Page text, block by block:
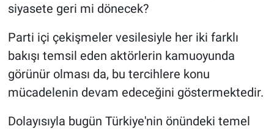
siyasete geri mi dönecek?
Parti içi çekişmeler vesilesiyle her iki farklı
bakışı temsil eden aktörlerin kamuoyunda
görünür olması da, bu tercihlere konu
mücadelenin devam edeceğini göstermektedir.
Dolayısıyla bugün Türkiye'nin önündeki temel